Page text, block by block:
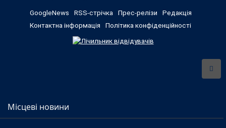
GoogleNews RSS-стрічка Прес-релізи
Редакція
Контактна інформація
Політика конфіденційності
Місцеві новини